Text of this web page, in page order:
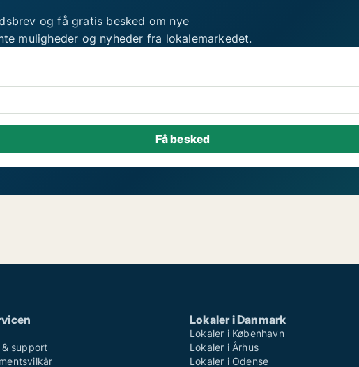
og få gratis besked om nye
muligheder og nyheder fra lokalemarkedet.
support
Lokaler i Danmark
Lokaler i København
Lokaler i Århus
Lokaler i Odense